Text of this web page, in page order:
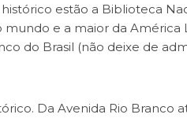
estão a Biblioteca
e a maior da América
do Brasil (não deixe de
Da Avenida Rio Branco